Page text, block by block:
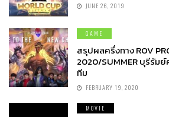
JUNE 26, 2019
GAME
สรุปผลครึ่งทาง ROV
2020/SUMMER บุรีรัม
ทีม
FEBRUARY 19, 2020
MOVIE